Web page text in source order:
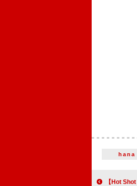
hana
【Hot Shot Songs